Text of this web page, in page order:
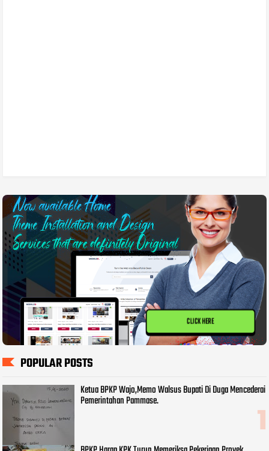
CLICK HERE
POPULAR POSTS
Ketua BPKP Wajo,Memo Walsus Bupati Di Duga Mencederai
Pemerintahan Pammase.